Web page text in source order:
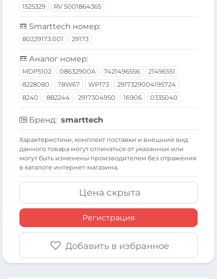
1525329 RV 5001864365
Smarttech номер:
80229173.001 29173
Аналог номер:
MDP5102 08632900A 7421496556
21496551
8228080
78W67 WP173
2917329004195724
8240
882244 2917304950 16906 0335040
Бренд: smarttech
Xарактеристики, комплект поставки и внешний вид
данного товара могут отличаться от указанных или
могут быть изменены производителем без отражения
в каталоге интернет-магазина.
Цена скрыта
Регистрация
Добавить в избранное